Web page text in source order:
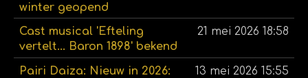
winter geopend
Cast musical 'Efteling
vertelt... Baron 1898' bekend
21 mei 2026 18:58
Pairi Daiza: Nieuw in 2026:
13 mei 2026 15:55